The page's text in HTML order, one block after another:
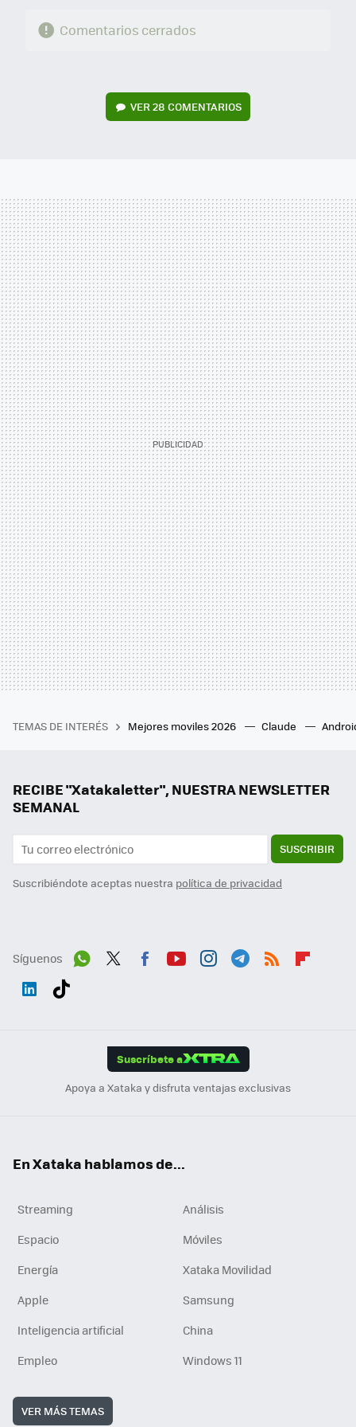
Comentarios cerrados
VER28 COMENTARIOS
TEMAS DE INTERÉS Mejores moviles 2026 Claude
RECIBE "Xatakaletter", NUESTRA NEWSLETTER
SEMANAL
SUSCRIBIR
Suscribiéndote aceptas nuestra política de privacidad
Síguenos
Suscríbete a
Apoya a Xataka y disfruta ventajas exclusivas
En Xataka hablamos de...
Streaming
Análisis
Espacio
Móviles
Energía
Xataka Movilidad
Apple
Samsung
Inteligencia artificial
China
Empleo
Windows 11
VER MÁS TEMAS